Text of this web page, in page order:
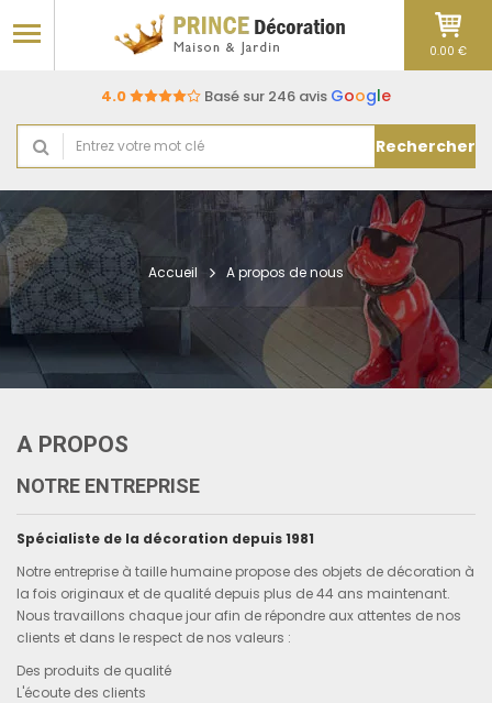
4.0 Basé sur 246 avis Google
Rechercher
0.00 €
Accueil A propos de nous
A PROPOS
NOTRE ENTREPRISE
Spécialiste de la décoration depuis 1981
Notre entreprise à taille humaine propose des objets de décoration à
la fois originaux et de qualité depuis plus de 44 ans maintenant.
Nous travaillons chaque jour afin de répondre aux attentes de nos
clients et dans le respect de nos valeurs :
Des produits de qualité
L'écoute des clients